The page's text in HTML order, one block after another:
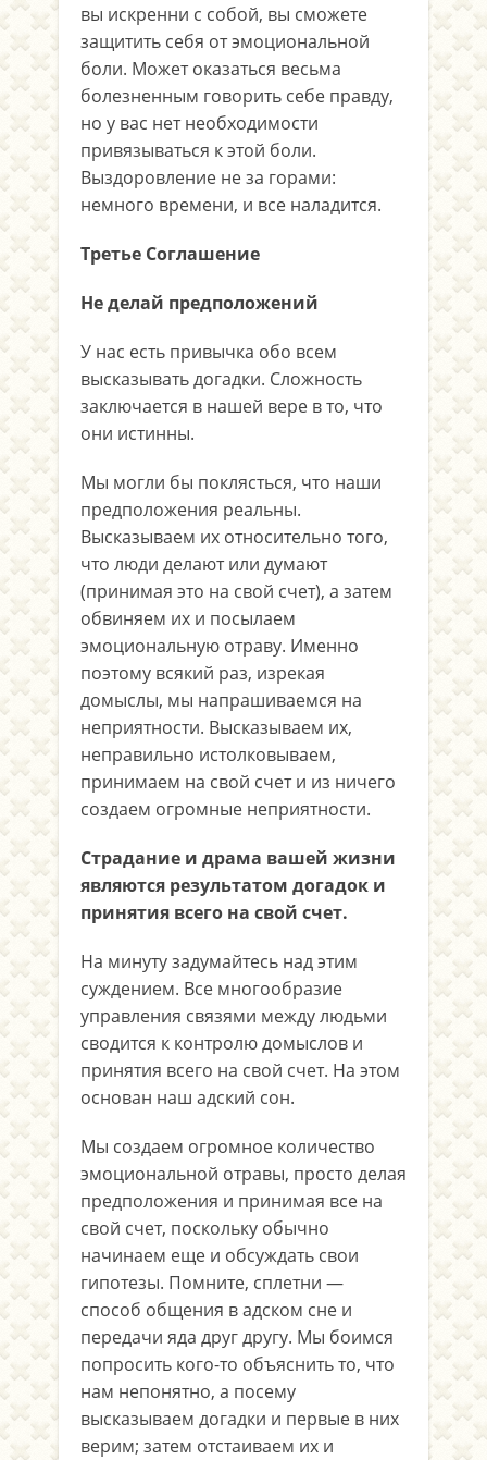
вы искренни с собой, вы сможете
защитить себя от эмоциональной
боли. Может оказаться весьма
болезненным говорить себе правду,
но у вас нет необходимости
привязываться к этой боли.
Выздоровление не за горами:
немного времени, и все наладится.
Третье Соглашение
Не делай предположений
У нас есть привычка обо всем
высказывать догадки. Сложность
заключается в нашей вере в то, что
они истинны.
Мы могли бы поклясться, что наши
предположения реальны.
Высказываем их относительно того,
что люди делают или думают
(принимая это на свой счет), а затем
обвиняем их и посылаем
эмоциональную отраву. Именно
поэтому всякий раз, изрекая
домыслы, мы напрашиваемся на
неприятности. Высказываем их,
неправильно истолковываем,
принимаем на свой счет и из ничего
создаем огромные неприятности.
Страдание и драма вашей жизни
являются результатом догадок и
принятия всего на свой счет.
На минуту задумайтесь над этим
суждением. Все многообразие
управления связями между людьми
сводится к контролю домыслов и
принятия всего на свой счет. На этом
основан наш адский сон.
Мы создаем огромное количество
эмоциональной отравы, просто делая
предположения и принимая все на
свой счет, поскольку обычно
начинаем еще и обсуждать свои
гипотезы. Помните, сплетни —
способ общения в адском сне и
передачи яда друг другу. Мы боимся
попросить кого-то объяснить то, что
нам непонятно, а посему
высказываем догадки и первые в них
верим; затем отстаиваем их и